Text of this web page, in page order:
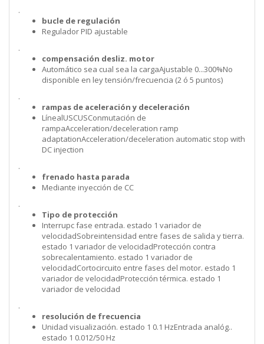
.
bucle de regulación
Regulador PID ajustable
.
compensación desliz. motor
Automático sea cual sea la cargaAjustable 0...300%No
disponible en ley tensión/frecuencia (2 ó 5 puntos)
.
rampas de aceleración y deceleración
LínealUSCUSConmutación de
rampaAcceleration/deceleration ramp
adaptationAcceleration/deceleration automatic stop with
DC injection
.
frenado hasta parada
Mediante inyección de CC
.
Tipo de protección
Interrupc fase entrada. estado 1 variador de
velocidadSobreintensidad entre fases de salida y tierra.
estado 1 variador de velocidadProtección contra
sobrecalentamiento. estado 1 variador de
velocidadCortocircuito entre fases del motor. estado 1
variador de velocidadProtección térmica. estado 1
variador de velocidad
.
resolución de frecuencia
Unidad visualización. estado 1 0.1 HzEntrada analóg..
estado 1 0.012/50 Hz